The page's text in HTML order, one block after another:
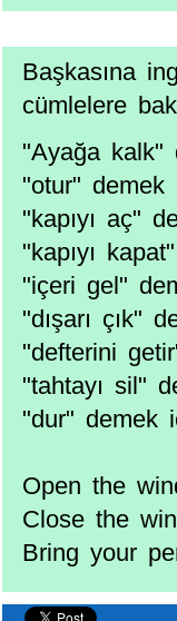
Başkasına
cümlelere
"Ayağa
"otur"
"kapıyı aç"
"kapıyı
"içeri gel"
"dışarı çık"
"defterini
"tahtayı sil"
"dur" demek
Open the
Close the
Bring your